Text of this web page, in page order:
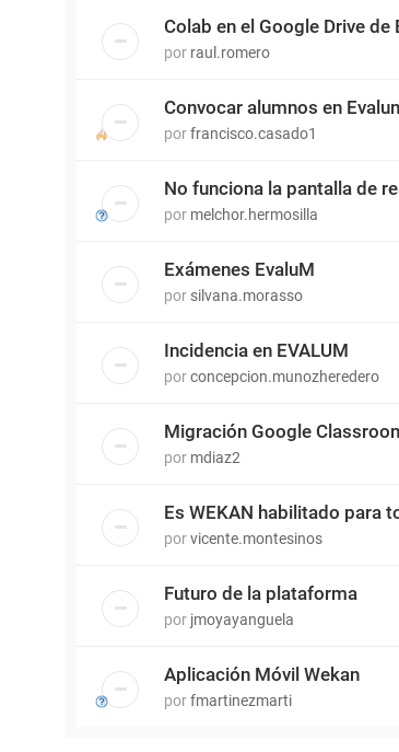
Colab en el Google Drive de
por raul.romero
Convocar alumnos en
porfrancisco.casado1
No funciona la pantalla de
por melchor.hermosilla
Exámenes EvaluM
por silvana.morasso
Incidencia en EVALUM
porconcepcion.munozheredero
Migración Google
por mdiaz2
Es WEKAN habilitado para
porvicente.montesinos
Futuro de la plataforma
por jmoyayanguela
Aplicación Móvil Wekan
porfmartinezmarti